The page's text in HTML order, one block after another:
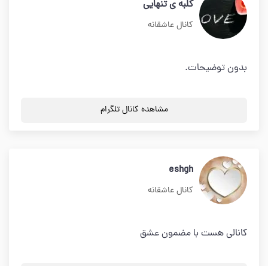
کلبه ی تنهایی
کانال عاشقانه
بدون توضیحات.
مشاهده کانال تلگرام
eshgh
کانال عاشقانه
کانالی هست با مضمون عشق